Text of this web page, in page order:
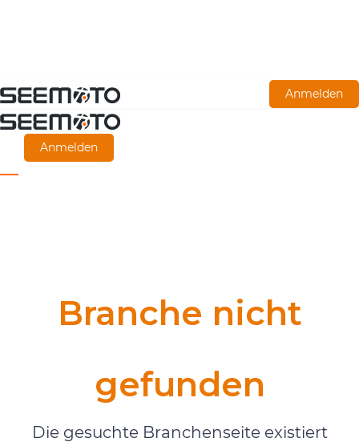
Zum
Hauptinhalt
springen
Anmelden
Anmelden
Branche nicht
gefunden
Die gesuchte Branchenseite existiert